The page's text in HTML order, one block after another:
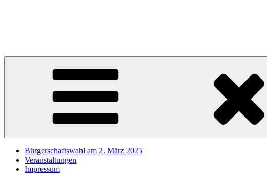
Bürgerschaftswahl am 2. März 2025
Veranstaltungen
Impressum